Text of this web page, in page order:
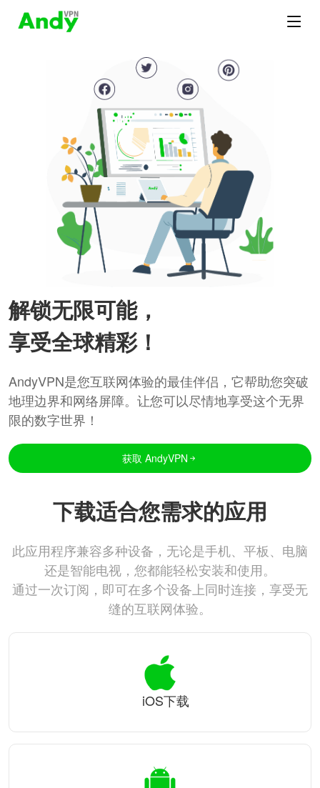
解锁无限可能，
享受全球精彩！
AndyVPN是您互联网体验的最佳伴侣，它帮助您突破
地理边界和网络屏障。让您可以尽情地享受这个无界
限的数字世界！
获取 AndyVPN
下载适合您需求的应用
此应用程序兼容多种设备，无论是手机、平板、电脑
还是智能电视，您都能轻松安装和使用。
通过一次订阅，即可在多个设备上同时连接，享受无
缝的互联网体验。
iOS下载